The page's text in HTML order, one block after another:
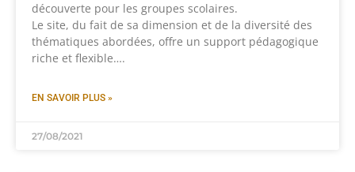
découverte pour les groupes scolaires.
Le site, du fait de sa dimension et de la diversité des
thématiques abordées, offre un support pédagogique
riche et flexible….
EN SAVOIR PLUS »
27/08/2021